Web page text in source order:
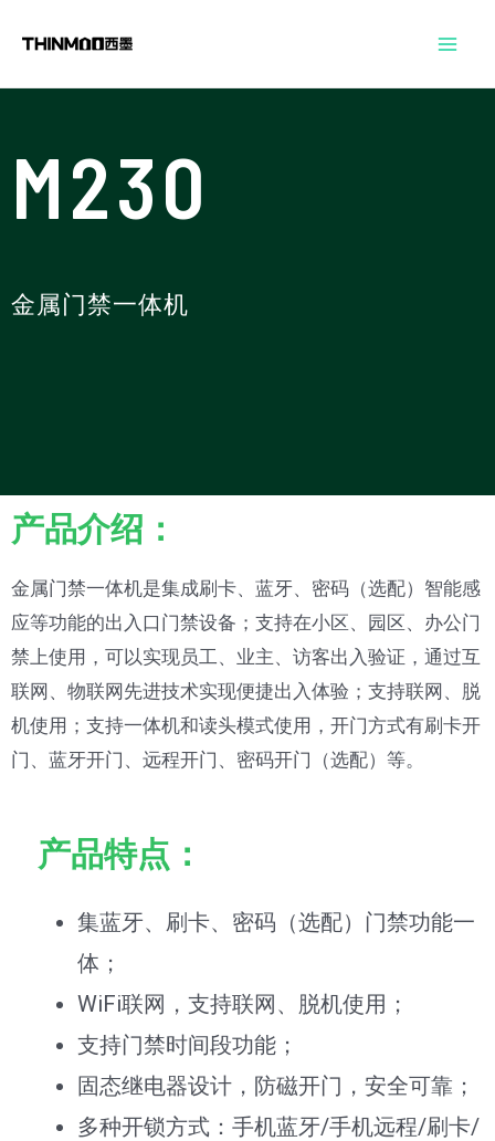
内
M230
金属门禁一体机
产品介绍：
金属门禁一体机是集成刷卡、蓝牙、密码（选配）智能感
应等功能的出入口门禁设备；支持在小区、园区、办公门
禁上使用，可以实现员工、业主、访客出入验证，通过互
联网、物联网先进技术实现便捷出入体验；支持联网、脱
机使用；支持一体机和读头模式使用，开门方式有刷卡开
门、蓝牙开门、远程开门、密码开门（选配）等。
产品特点：
集蓝牙、刷卡、密码（选配）门禁功能一
体；
WiFi联网，支持联网、脱机使用；
支持门禁时间段功能；
固态继电器设计，防磁开门，安全可靠；
多种开锁方式：手机蓝牙/手机远程/刷卡/